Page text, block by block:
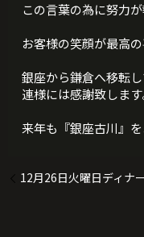
この言葉の為に努力が
お客様の笑顔が最高の
銀座から鎌倉へ移転
連様には感謝致します
来年も『銀座古川』
12月26日火曜日ディナ